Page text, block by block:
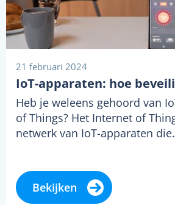
21 februari 2024
IoT-apparaten: hoe
Heb je weleens gehoord van
of Things? Het Internet of
netwerk van IoT-apparaten
Bekijken